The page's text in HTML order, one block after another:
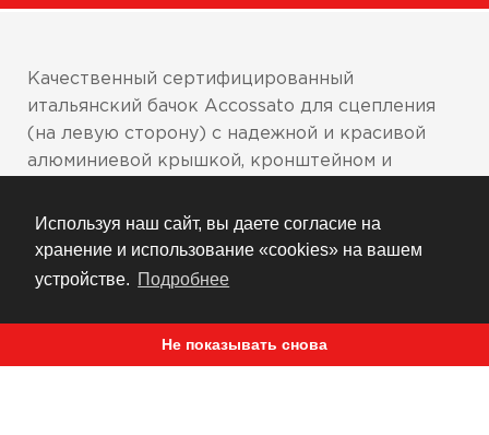
Используя наш сайт, вы даете согласие на
хранение и использование «cookies» на вашем
устройстве. Подробнее
Не показывать снова
Качественный сертифицированный
итальянский бачок Accossato для сцепления
(на левую сторону) с надежной и красивой
алюминиевой крышкой, кронштейном и
Объем 15мл
перпендикулярно дну бачка
Шланг стойкий к тормозной жидкости и